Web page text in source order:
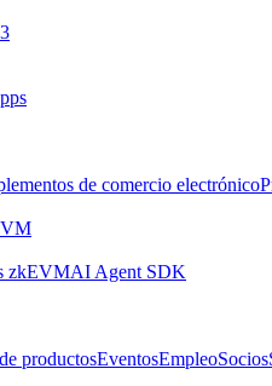
de comercio electrónico
zkEVMAI Agent SDK
productosEventosEmpleoSocios